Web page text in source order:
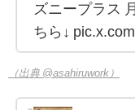
ズニープラス
ちら↓
（出典 @asahiruwork）